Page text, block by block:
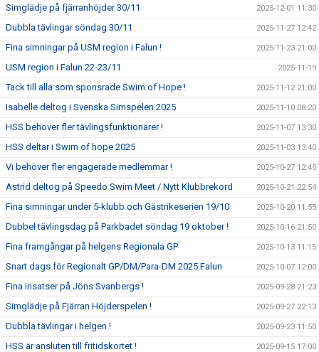
Simglädje på fjärranhöjder 30/11 2025-12-01 11:30
Dubbla tävlingar söndag 30/11 2025-11-27 12:42
Fina simningar på USM region i Falun ! 2025-11-23 21:00
USM region i Falun 22-23/11 2025-11-19
Tack till alla som sponsrade Swim of Hope ! 2025-11-12 21:00
Isabelle deltog i Svenska Simspelen 2025 2025-11-10 08:20
HSS behöver fler tävlingsfunktionärer ! 2025-11-07 13:30
HSS deltar i Swim of hope 2025 2025-11-03 13:40
Vi behöver fler engagerade medlemmar ! 2025-10-27 12:45
Astrid deltog på Speedo Swim Meet / Nytt Klubbrekord 2025-10-21 22:54
Fina simningar under 5-klubb och Gästrikeserien 19/10 2025-10-20 11:55
Dubbel tävlingsdag på Parkbadet söndag 19 oktober ! 2025-10-16 21:50
Fina framgångar på helgens Regionala GP 2025-10-13 11:15
Snart dags för Regionalt GP/DM/Para-DM 2025 Falun 2025-10-07 12:00
Fina insatser på Jöns Svanbergs ! 2025-09-28 21:23
Simglädje på Fjärran Höjderspelen ! 2025-09-27 22:13
Dubbla tävlingar i helgen ! 2025-09-23 11:50
HSS är ansluten till fritidskortet ! 2025-09-15 17:00